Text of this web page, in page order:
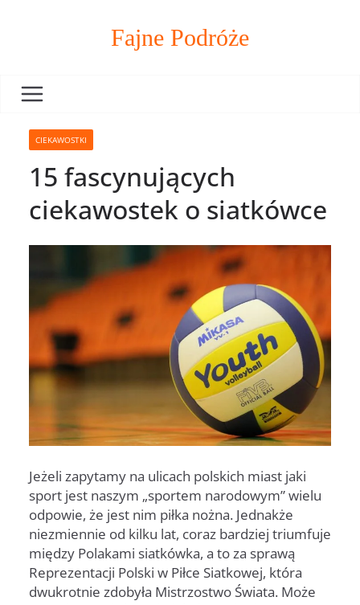
Fajne Podróże
CIEKAWOSTKI
15 fascynujących
ciekawostek o siatkówce
Jeżeli zapytamy na ulicach polskich miast jaki
sport jest naszym „sportem narodowym” wielu
odpowie, że jest nim piłka nożna. Jednakże
niezmiennie od kilku lat, coraz bardziej triumfuje
między Polakami siatkówka, a to za sprawą
Reprezentacji Polski w Piłce Siatkowej, która
dwukrotnie zdobyła Mistrzostwo Świata. Może